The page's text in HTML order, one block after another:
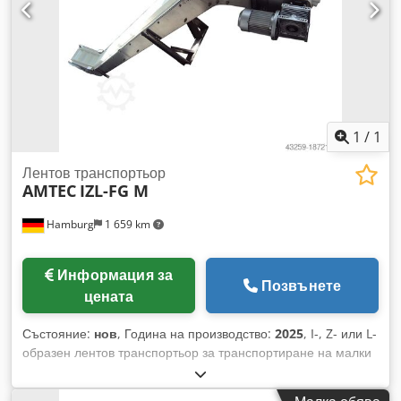
30-50 различни нови машини, които са на разположение
веднага. За машини, които се произвеждат по
индивидуална поръчка, предлагаме много кратки срокове
на доставка – от около 3 седмици. – Всички машини се
1 / 1
Hamburg 1 659 km
Лентов транспортьор
AMTEC IZL-FG M
Информация за
цената
Позвънете
Състояние: нов, Година на производство: 2025, I-, Z- или L-
образен лентов транспортьор за транспортиране на малки
и голямообемни, мокри/влажни, дълбоко замразени
продукти към тегловна единица. Отворена конструкция,